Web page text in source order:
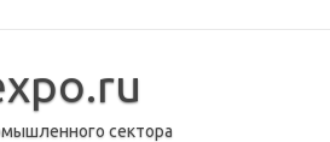
сектора